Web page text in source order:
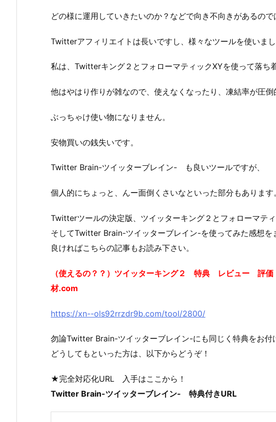
どの様に運用していきたいのか？などで向き不向きがあるので
Twitterアフィリエイトは長いですし、様々なツールを使いまし
私は、Twitterキング２とフォローマティックXYを使って落ち
他はやはり作りが雑なので、使えなくなったり、凍結率が圧倒
ぶっちゃけ使い物になりません。
安物買いの銭失いです。
Twitter Brain-ツイッターブレイン- も良いツールですが、
個人的にちょっと、んー面倒くさいなといった部分もあります。
Twitterツールの決定版、ツイッターキング２とフォローマティ
そしてTwitter Brain-ツイッターブレイン-を使ってみた感想を
良ければこちらの記事もお読み下さい。
（使えるの？？）ツイッターキング２ 特典 レビュー 評
材.com
https://xn--ols92rrzdr9b.com/tool/2800/
勿論Twitter Brain-ツイッターブレイン-にも同じく特典をお付
どうしてもといった方は、以下からどうぞ！
★完全対応化URL 入手はここから！
Twitter Brain-ツイッターブレイン- 特典付きURL